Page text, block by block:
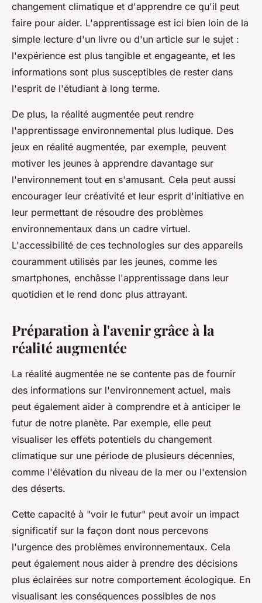
changement climatique et d'apprendre ce qu'il peut
faire pour aider. L'apprentissage est ici bien loin de la
simple lecture d'un livre ou d'un article sur le sujet :
l'expérience est plus tangible et engageante, et les
informations sont plus susceptibles de rester dans
l'esprit de l'étudiant à long terme.
De plus, la réalité augmentée peut rendre
l'apprentissage environnemental plus ludique. Des
jeux en réalité augmentée, par exemple, peuvent
motiver les jeunes à apprendre davantage sur
l'environnement tout en s'amusant. Cela peut aussi
encourager leur créativité et leur esprit d'initiative en
leur permettant de résoudre des problèmes
environnementaux dans un cadre virtuel.
L'accessibilité de ces technologies sur des appareils
couramment utilisés par les jeunes, comme les
smartphones, enchâsse l'apprentissage dans leur
quotidien et le rend donc plus attrayant.
Préparation à l'avenir grâce à la
réalité augmentée
La réalité augmentée ne se contente pas de fournir
des informations sur l'environnement actuel, mais
peut également aider à comprendre et à anticiper le
futur de notre planète. Par exemple, elle peut
visualiser les effets potentiels du changement
climatique sur une période de plusieurs décennies,
comme l'élévation du niveau de la mer ou l'extension
des déserts.
Cette capacité à "voir le futur" peut avoir un impact
significatif sur la façon dont nous percevons
l'urgence des problèmes environnementaux. Cela
peut également nous aider à prendre des décisions
plus éclairées sur notre comportement écologique. En
visualisant les conséquences possibles de nos